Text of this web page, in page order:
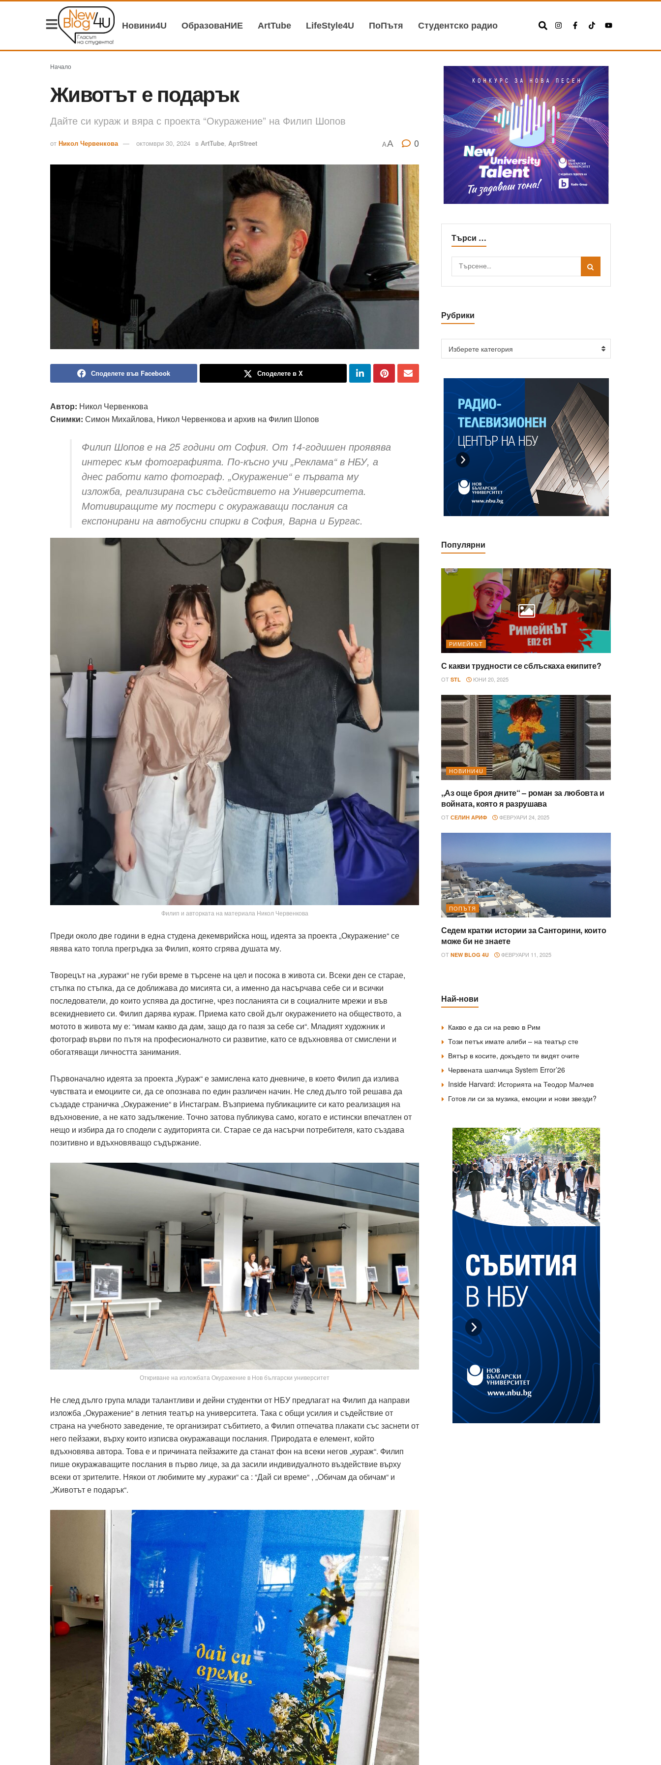
Новини4U ОбразоваНИЕ АrtTube LifeStyle4U ПоПътя Студентско радио
Начало
Животът е подарък
Дайте си кураж и вяра с проекта “Окуражение” на Филип Шопов
от Никол Червенкова октомври 30, 2024 в АrtTube, AртStreet AA 0
Споделете във Facebook Споделете в X
Автор: Никол Червенкова
Снимки: Симон Михайлова, Никол Червенкова и архив на Филип Шопов
Филип Шопов е на 25 години от София. От 14-годишен проявява
интерес към фотографията. По-късно учи „Реклама“ в НБУ, а
днес работи като фотограф. „Окуражение“ е първата му
изложба, реализирана със съдействието на Университета.
Мотивиращите му постери с окуражаващи послания са
експонирани на автобусни спирки в София, Варна и Бургас.
Филип и авторката на материала Никол Червенкова
Преди около две години в една студена декемврийска нощ, идеята за проекта „Окуражение“ се
явява като топла прегръдка за Филип, която сгрява душата му.
Творецът на „куражи“ не губи време в търсене на цел и посока в живота си. Всеки ден се старае,
стъпка по стъпка, да се доближава до мисията си, а именно да насърчава себе си и всички
последователи, до които успява да достигне, чрез посланията си в социалните мрежи и във
всекидневието си. Филип дарява кураж. Приема като свой дълг окуражението на обществото, а
мотото в живота му е: “имам какво да дам, защо да го пазя за себе си“. Младият художник и
фотограф върви по пътя на професионалното си развитие, като се вдъхновява от смислени и
обогатяващи личността занимания.
Първоначално идеята за проекта „Кураж“ е замислена като дневниче, в което Филип да излива
чувствата и емоциите си, да се опознава по един различен начин. Не след дълго той решава да
създаде страничка „Окуражение“ в Инстаграм. Възприема публикациите си като реализация на
вдъхновение, а не като задължение. Точно затова публикува само, когато е истински впечатлен от
нещо и избира да го сподели с аудиторията си. Старае се да насърчи потребителя, като създава
позитивно и вдъхновяващо съдържание.
Откриване на изложбата Окуражение в Нов български университет
Не след дълго група млади талантливи и дейни студентки от НБУ предлагат на Филип да направи
изложба „Окуражение“ в летния театър на университета. Така с общи усилия и съдействие от
страна на учебното заведение, те организират събитието, а Филип отпечатва плакати със заснети от
него пейзажи, върху които изписва окуражаващи послания. Природата е елемент, който
вдъхновява автора. Това е и причината пейзажите да станат фон на всеки негов „кураж“. Филип
пише окуражаващите послания в първо лице, за да засили индивидуалното въздействие върху
всеки от зрителите. Някои от любимите му „куражи“ са : “Дай си време“ , „Обичам да обичам“ и
„Животът е подарък“.
Търси …
Рубрики
Изберете категория
Популярни
РИМЕЙКЪТ
С какви трудности се сблъскаха екипите?
ОТ STL ЮНИ 20, 2025
НОВИНИ4U
,,Аз още броя дните“ – роман за любовта и
войната, която я разрушава
ОТ СЕЛИН АРИФ ФЕВРУАРИ 24, 2025
ПОПЪТЯ
Седем кратки истории за Санторини, които
може би не знаете
ОТ NEW BLOG 4U ФЕВРУАРИ 11, 2025
Най-нови
Какво е да си на ревю в Рим
Този петък имате алиби – на театър сте
Вятър в косите, докъдето ти видят очите
Червената шапчица System Error’26
Inside Harvard: Историята на Теодор Малчев
Готов ли си за музика, емоции и нови звезди?